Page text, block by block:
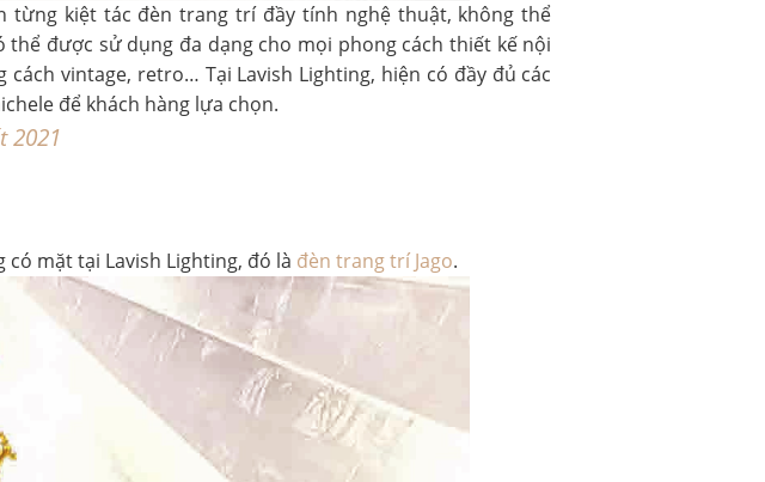
từng kiệt tác đèn trang trí đầy tính nghệ thuật, không thể
được sử dụng đa dạng cho mọi phong cách thiết kế nội
vintage, retro… Tại Lavish Lighting, hiện có đầy đủ các
để khách hàng lựa chọn.
2021
mặt tại Lavish Lighting, đó là đèn trang trí Jago.